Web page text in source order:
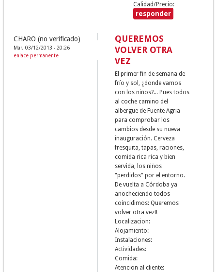
Calidad/Precio:
responder
CHARO (no verificado)
Mar, 03/12/2013 - 20:26
enlace permanente
QUEREMOS
VOLVER OTRA
VEZ
El primer fin de semana de
frío y sol, ¿donde vamos
con los niños?... Pues todos
al coche camino del
albergue de Fuente Agria
para comprobar los
cambios desde su nueva
inauguración. Cerveza
fresquita, tapas, raciones,
comida rica rica y bien
servida, los niños
"perdidos" por el entorno.
De vuelta a Córdoba ya
anocheciendo todos
coincidimos: Queremos
volver otra vez!!
Localizacion:
Alojamiento:
Instalaciones:
Actividades:
Comida:
Atencion al cliente: